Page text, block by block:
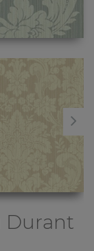
Durant